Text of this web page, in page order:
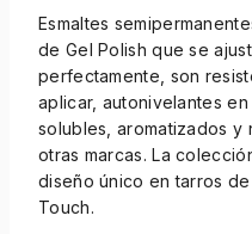
Esmaltes
de Gel Polish que se
perfectamente, son
aplicar, autonivelantes
solubles, aromatizados
otras marcas. La
diseño único en tarros
Touch.